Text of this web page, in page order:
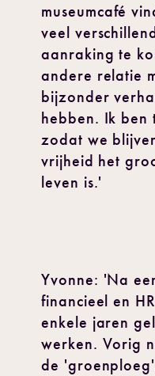
museumcafé
veel
aanraking te
andere relatie
bijzonder
hebben. Ik ben
zodat we
vrijheid het
leven is.'
Yvonne: 'Na
financieel en
enkele jaren
werken. Vorig
de